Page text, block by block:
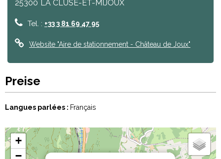
25300 LA CLUSE-ET-MIJOUX
Tel. : +33 3 81 69 47 95
Website "Aire de stationnement - Château de Joux"
Preise
Langues parlées : Français
+
−